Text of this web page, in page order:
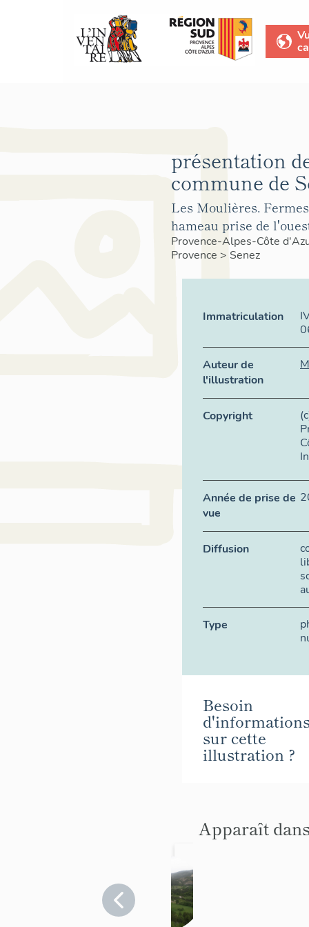
présentation
commune de
Les Moulières.
hameau prise de
Provence-Alpes-Côte
Provence > Senez
Immatriculation
Auteur de
l'illustration
Copyright
Année de prise de
vue
Diffusion
Type
Besoin
sur cette
illustration ?
Apparaît